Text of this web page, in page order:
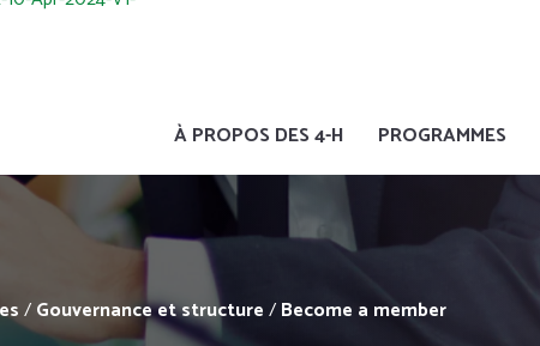
À PROPOS DES 4-H PROGRAMMES
/Gouvernance et structure/Become a member